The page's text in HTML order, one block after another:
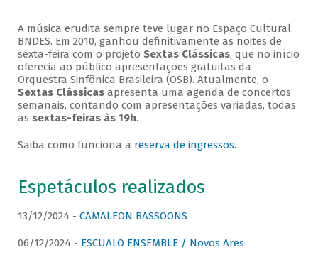
A música erudita sempre teve lugar no Espaço Cultural
BNDES. Em 2010, ganhou definitivamente as noites de
sexta-feira com o projeto Sextas Clássicas, que no início
oferecia ao público apresentações gratuitas da
Orquestra Sinfônica Brasileira (OSB). Atualmente, o
Sextas Clássicasapresenta uma agenda de concertos
semanais, contando com apresentações variadas, todas
as sextas-feiras às 19h.
Saiba como funciona a reserva de ingressos.
Espetáculos realizados
13/12/2024 - CAMALEON BASSOONS
06/12/2024 - ESCUALO ENSEMBLE / Novos Ares